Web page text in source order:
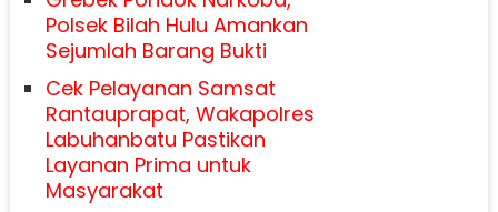
Polsek Bilah Hulu Amankan
Sejumlah Barang Bukti
Cek Pelayanan Samsat
Rantauprapat, Wakapolres
Labuhanbatu Pastikan
Layanan Prima untuk
Masyarakat